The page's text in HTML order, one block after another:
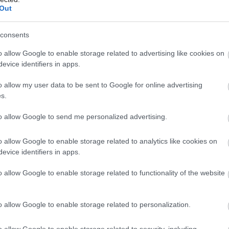
allow Google to enable storage related to advertising like cookies on
identifiers in apps.
allow my user data to be sent to Google for online advertising
allow Google to send me personalized advertising.
allow Google to enable storage related to analytics like cookies on
identifiers in apps.
allow Google to enable storage related to functionality of the website
allow Google to enable storage related to personalization.
priestorov: A/ oddychovej zóny
tvorí obývacia izba so sedačkou
a ležadlami v tieni stromov.
kúpeľňou a spálňa so šatníkom
pracovňa, oddelená od obývacej izby
Výhodou je, že pri práci môžte byť
zóne. Ak nechcete byť videný
záves. Pracovňa je priechodná
dieťa malé, tak ho máte blízko v spálni